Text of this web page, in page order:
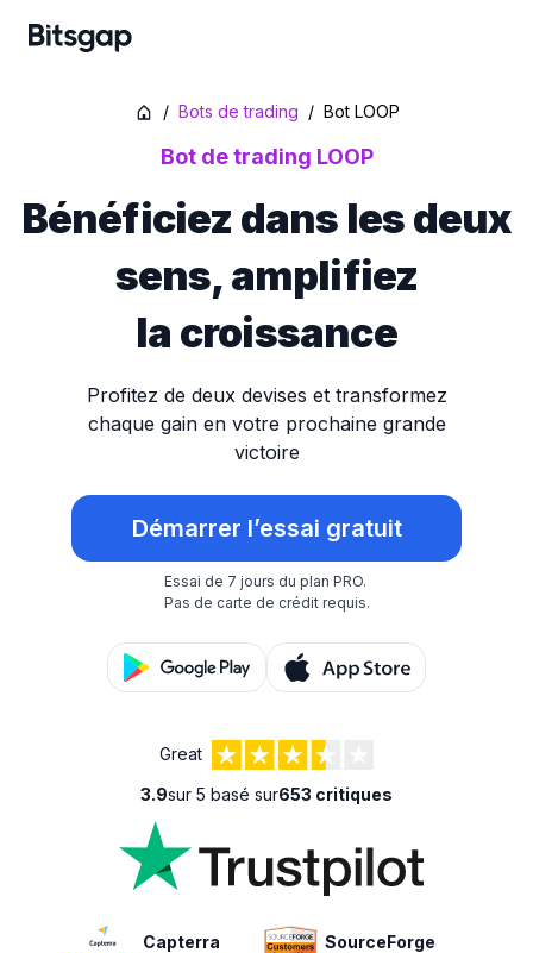
/ Bots de trading / Bot LOOP
Bot de trading LOOP
Bénéficiez dans les deux
sens, amplifiez
la croissance
Profitez de deux devises et transformez
chaque gain en votre prochaine grande
victoire
Démarrer l’essai gratuit
Essai de 7 jours du plan PRO.
Pas de carte de crédit requis.
Great
3.9sur 5 basé sur653 critiques
Capterra
SourceForge